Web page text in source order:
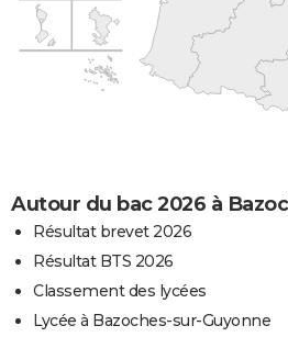
Autour du bac 2026 à
Résultat brevet 2026
Résultat BTS 2026
Classement des lycées
Lycée à Bazoches-sur-Guyonne